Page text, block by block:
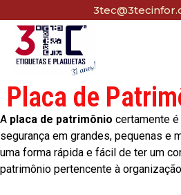
Placa de
A placa de patrimônio certamente
segurança em grandes, pequenas e
uma forma rápida e fácil de ter um
patrimônio pertencente à